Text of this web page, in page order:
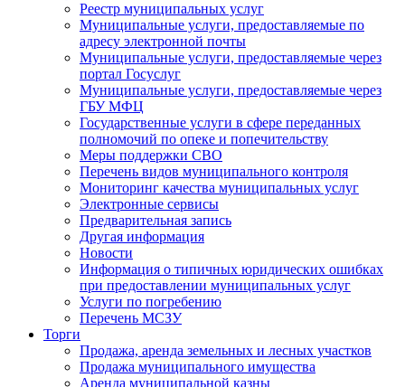
Реестр муниципальных услуг
Муниципальные услуги, предоставляемые по
адресу электронной почты
Муниципальные услуги, предоставляемые через
портал Госуслуг
Муниципальные услуги, предоставляемые через
ГБУ МФЦ
Государственные услуги в сфере переданных
полномочий по опеке и попечительству
Меры поддержки СВО
Перечень видов муниципального контроля
Мониторинг качества муниципальных услуг
Электронные сервисы
Предварительная запись
Другая информация
Новости
Информация о типичных юридических ошибках
при предоставлении муниципальных услуг
Услуги по погребению
Перечень МСЗУ
Торги
Продажа, аренда земельных и лесных участков
Продажа муниципального имущества
Аренда муниципальной казны